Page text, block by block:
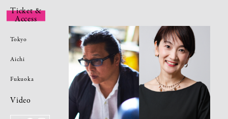
Ticket &
Access
Tokyo
Aichi
Fukuoka
Video